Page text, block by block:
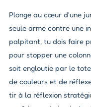
Plonge au cœur d'une
seule arme contre une
palpitant, tu dois faire
pour stopper une
soit engloutie par le
de couleurs et de
tir à la réflexion